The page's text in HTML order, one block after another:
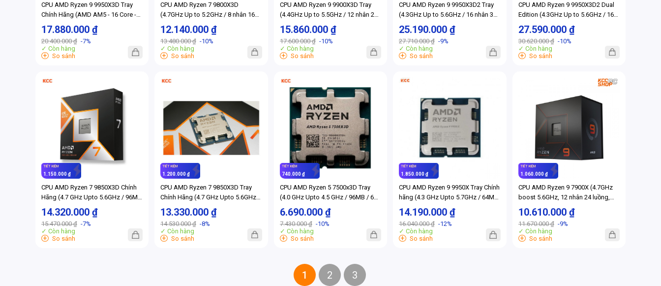
CPU AMD Ryzen 9 9950X3D Tray
Chính Hãng (AMD AM5 - 16 Core -
32 Thread - Base 4.3Ghz - Turbo
5.7Ghz - Cache 140MB)
17.880.000 ₫
20.400.000 ₫ -7%
✓ Còn hàng
+ So sánh
CPU AMD Ryzen 7 9800X3D
(4.7GHz Up to 5.2GHz / 8 nhân 16
luồng / 104MB / AM5)
12.140.000 ₫
13.480.000 ₫ -10%
✓ Còn hàng
+ So sánh
CPU AMD Ryzen 9 9900X3D Tray
(4.4GHz Up to 5.5GHz / 12 nhân 24
luồng / 140MB / AM5)
15.860.000 ₫
17.600.000 ₫ -10%
✓ Còn hàng
+ So sánh
CPU AMD Ryzen 9 9950X3D2 Tray
(4.3GHz Up to 5.6GHz / 16 nhân 32
luồng / 192MB / AM5)
25.190.000 ₫
27.710.000 ₫ -9%
✓ Còn hàng
+ So sánh
CPU AMD Ryzen 9 9950X3D2 Dual
Edition (4.3GHz Up to 5.6GHz / 16
nhân 32 luồng / 192MB / AM5)
27.590.000 ₫
30.620.000 ₫ -10%
✓ Còn hàng
+ So sánh
TIẾT KIỆM
1.150.000 ₫
CPU AMD Ryzen 7 9850X3D Chính
Hãng (4.7 GHz Upto 5.6GHz / 96MB
/ 8 Cores, 16 Threads / 120W /
Socket AM5)
14.320.000 ₫
15.470.000 ₫ -7%
✓ Còn hàng
+ So sánh
TIẾT KIỆM
1.200.000 ₫
CPU AMD Ryzen 7 9850X3D Tray
Chính Hãng (4.7 GHz Upto 5.6GHz /
96MB / 8 Cores, 16 Threads / 120W
/ Socket AM5)
13.330.000 ₫
14.530.000 ₫ -8%
✓ Còn hàng
+ So sánh
TIẾT KIỆM
740.000 ₫
CPU AMD Ryzen 5 7500x3D Tray
(4.0 GHz Upto 4.5 GHz / 96MB / 6
Cores, 12 Threads / 65W / AM5)
6.690.000 ₫
7.430.000 ₫ -10%
✓ Còn hàng
+ So sánh
TIẾT KIỆM
1.850.000 ₫
CPU AMD Ryzen 9 9950X Tray Chính
hãng (4.3 GHz Upto 5.7GHz / 64MB
/ 16 Cores, 32 Threads / 170W /
Socket AM5) (Full VAT)
14.190.000 ₫
16.040.000 ₫ -12%
✓ Còn hàng
+ So sánh
TIẾT KIỆM
1.060.000 ₫
CPU AMD Ryzen 9 7900X (4.7GHz
boost 5.6GHz, 12 nhân 24 luồng,
76MB Cache, 170W, Socket AM5)
10.610.000 ₫
11.670.000 ₫ -9%
✓ Còn hàng
+ So sánh
1 2 3